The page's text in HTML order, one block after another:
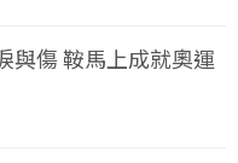
與傷 鞍馬上成就奧運